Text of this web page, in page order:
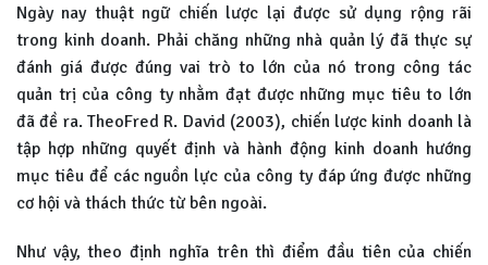
Ngày nay thuật ngữ chiến lược lại được sử dụng rộng rãi
trong kinh doanh. Phải chăng những nhà quản lý đã thực sự
đánh giá được đúng vai trò to lớn của nó trong công tác
quản trị của công ty nhằm đạt được những mục tiêu to lớn
đã đề ra. TheoFred R. David (2003), chiến lược kinh doanh là
tập hợp những quyết định và hành động kinh doanh hướng
mục tiêu để các nguồn lực của công ty đáp ứng được những
cơ hội và thách thức từ bên ngoài.
Như vậy, theo định nghĩa trên thì điểm đầu tiên của chiến